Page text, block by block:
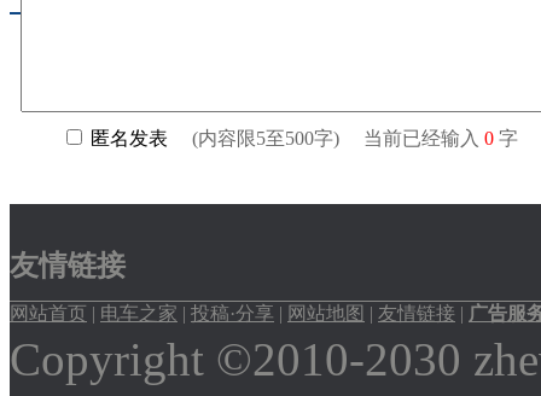
友情链接
网站首页 | 电车之家 | 投稿·分享 | 网站地图 | 友情链接 | 广告服
Copyright ©2010-2030